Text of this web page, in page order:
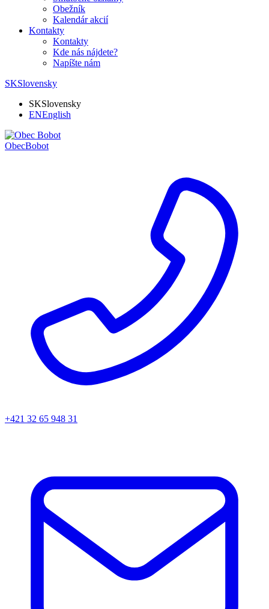
Obežník
Kalendár akcií
Kontakty
Kontakty
Kde nás nájdete?
Napíšte nám
SKSlovensky
SKSlovensky
ENEnglish
ObecBobot
+421 32 65 948 31